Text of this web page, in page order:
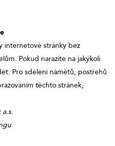
internetové stránky bez
Pokud narazíte na jakýkoli
Pro sdělení námětů, postřehů
těchto stránek,